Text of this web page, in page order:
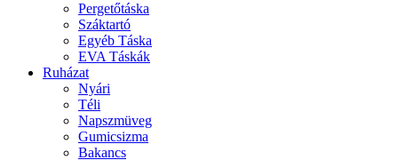
Pergetőtáska
Száktartó
Egyéb Táska
EVA Táskák
Ruházat
Nyári
Téli
Napszmüveg
Gumicsizma
Bakancs